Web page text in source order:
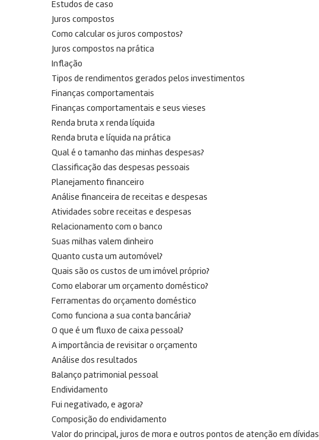
Estudos de caso
Juros compostos
Como calcular os juros compostos?
Juros compostos na prática
Inflação
Tipos de rendimentos gerados pelos investimentos
Finanças comportamentais
Finanças comportamentais e seus vieses
Renda bruta x renda líquida
Renda bruta e líquida na prática
Qual é o tamanho das minhas despesas?
Classificação das despesas pessoais
Planejamento financeiro
Análise financeira de receitas e despesas
Atividades sobre receitas e despesas
Relacionamento com o banco
Suas milhas valem dinheiro
Quanto custa um automóvel?
Quais são os custos de um imóvel próprio?
Como elaborar um orçamento doméstico?
Ferramentas do orçamento doméstico
Como funciona a sua conta bancária?
O que é um fluxo de caixa pessoal?
A importância de revisitar o orçamento
Análise dos resultados
Balanço patrimonial pessoal
Endividamento
Fui negativado, e agora?
Composição do endividamento
Valor do principal, juros de mora e outros pontos de atenção em dívidas